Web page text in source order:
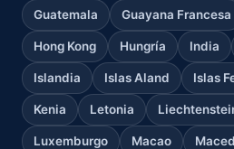
Guatemala Guayana Francesa
Hong Kong Hungría India
Islandia Islas Aland Islas
Kenia Letonia
Luxemburgo Macao